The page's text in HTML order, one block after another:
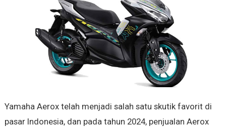
Yamaha Aerox telah menjadi salah satu skutik favorit di
pasar Indonesia, dan pada tahun 2024, penjualan Aerox